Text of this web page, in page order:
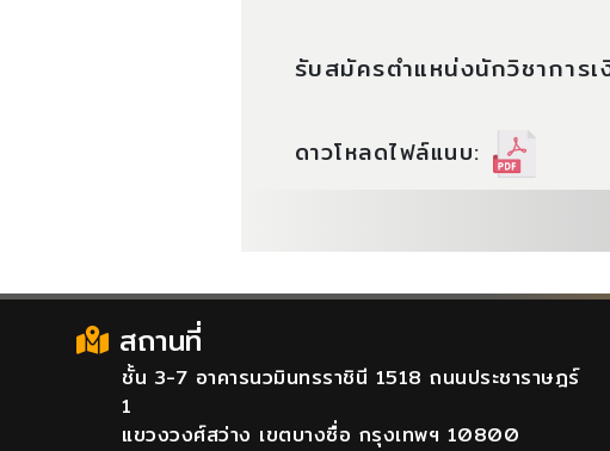
รับสมัครตำแหน่งนักวิชาการ
ดาวโหลดไฟล์แนบ:
สถานที่
ชั้น 3-7 อาคารนวมินทรราชินี 1518 ถนนประชาราษฎร์
1
แขวงวงศ์สว่าง เขตบางซื่อ กรุงเทพฯ 10800